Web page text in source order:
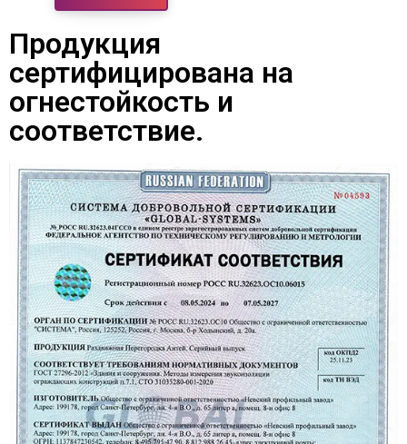
Продукция
сертифицирована на
огнестойкость и
соответствие.